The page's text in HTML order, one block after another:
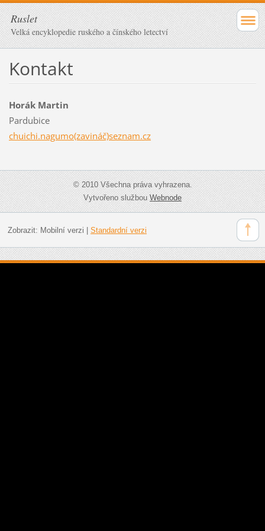
Ruslet
Velká encyklopedie ruského a čínského letectví
Kontakt
Horák Martin
Pardubice
chuichi.nagumo(zavináč)seznam.cz
© 2010 Všechna práva vyhrazena.
Vytvořeno službouWebnode
Zobrazit: Mobilní verzi Standardní verzi